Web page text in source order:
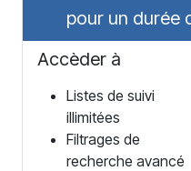
pour un durée
Accèder à
Listes de suivi
illimitées
Filtrages de
recherche avancé